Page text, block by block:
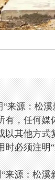
“来源：松
有，任何
以其他方
时必须注明
源：松溪